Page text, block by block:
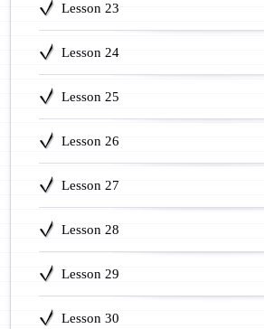
Lesson 23
Lesson 24
Lesson 25
Lesson 26
Lesson 27
Lesson 28
Lesson 29
Lesson 30